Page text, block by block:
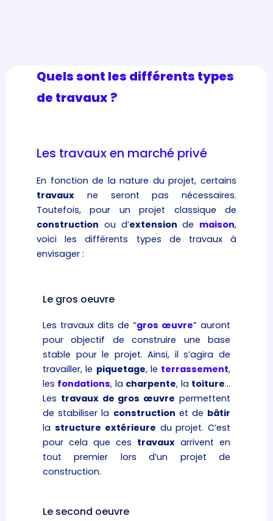
Quels sont les différents types
de travaux ?
Les travaux en marché privé
En fonction de la nature du projet, certains
travaux ne seront pas nécessaires.
Toutefois, pour un projet classique de
construction ou d’extension de maison,
voici les différents types de travaux à
envisager :
Le gros oeuvre
Les travaux dits de “gros œuvre” auront
pour objectif de construire une base
stable pour le projet. Ainsi, il s’agira de
travailler, le piquetage, le terrassement,
les fondations, la charpente, la toiture…
Les travaux de gros œuvre permettent
de stabiliser la construction et de bâtir
la structure extérieure du projet. C’est
pour cela que ces travaux arrivent en
tout premier lors d’un projet de
construction.
Le second oeuvre